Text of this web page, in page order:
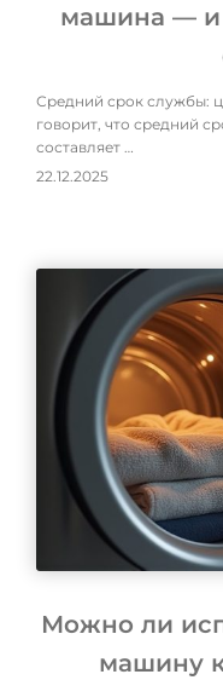
машина — и
Средний срок службы:
говорит, что средний
составляет …
22.12.2025
Можно ли
машину